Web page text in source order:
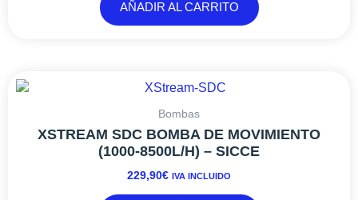
AÑADIR AL CARRITO
Bombas
XSTREAM SDC BOMBA DE MOVIMIENTO
(1000-8500L/H) – SICCE
229,90€ IVA INCLUIDO